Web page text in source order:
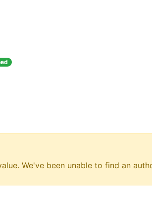
We've been unable to find an